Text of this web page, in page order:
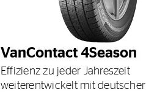
VanContact 4Season
Effizienz zu jeder Jahreszeit
weiterentwickelt mit deutscher